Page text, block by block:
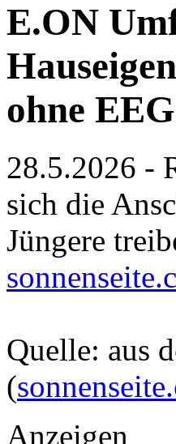
E.ON
ohne
28.5.2026 -
sich die
Jüngere
Quelle: aus
(
Anzeigen